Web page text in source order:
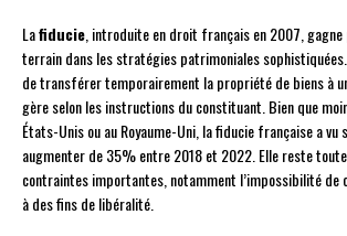
Lafiducie , introduite en droit français en 2007,
terrain dans les stratégies patrimoniales
de transférer temporairement la propriété de biens à
gère selon les instructions du constituant. Bien que
États-Unis ou au Royaume-Uni, la fiducie française a vu
augmenter de 35% entre 2018 et 2022. Elle reste
contraintes importantes, notamment l’impossibilité de
à des fins de libéralité.